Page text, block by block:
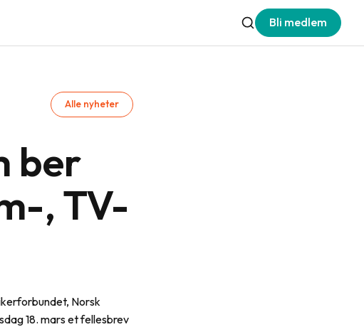
Bli medlem
Alle nyheter
ber
, TV-
Norsk
18. mars et fellesbrev